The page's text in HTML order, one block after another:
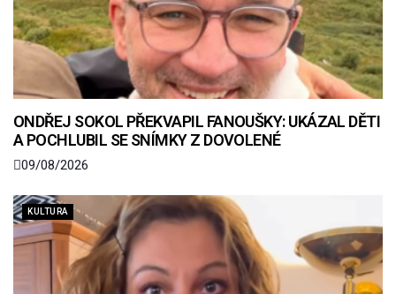
ONDŘEJ SOKOL PŘEKVAPIL FANOUŠKY: UKÁZAL DĚTI
A POCHLUBIL SE SNÍMKY Z DOVOLENÉ
09/08/2026
KULTURA